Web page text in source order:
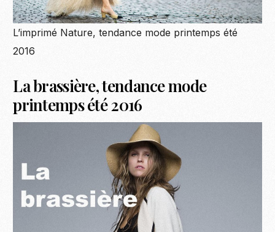
L’imprimé Nature, tendance mode printemps été
2016
La brassière, tendance mode
printemps été 2016